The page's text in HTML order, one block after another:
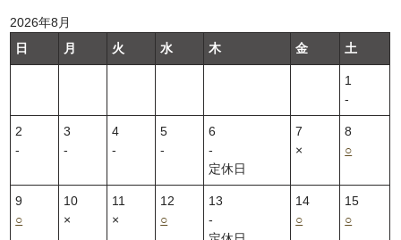
2026年8月
日
月 火 水 木 金 土
1
‐
2
‐
3
‐
4
‐
5
‐
6
‐
定休日
7
×
8
○
9
○
10
×
11
×
12
○
13
‐
14
○
15
○